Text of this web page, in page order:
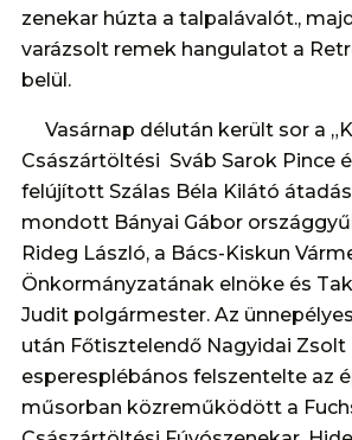
zenekar húzta a talpalávalót.,
varázsolt remek hangulatot a
belül.
Vasárnap délután került sor a
Császártöltési Sváb Sarok Pince
felújított Szálas Béla Kilátó
mondott Bányai Gábor
Rideg László, a Bács-Kiskun
Önkormányzatának elnöke és
Judit polgármester. Az
után Főtisztelendő Nagyidai Zsolt
esperesplébános felszentelte az
műsorban közreműködött a